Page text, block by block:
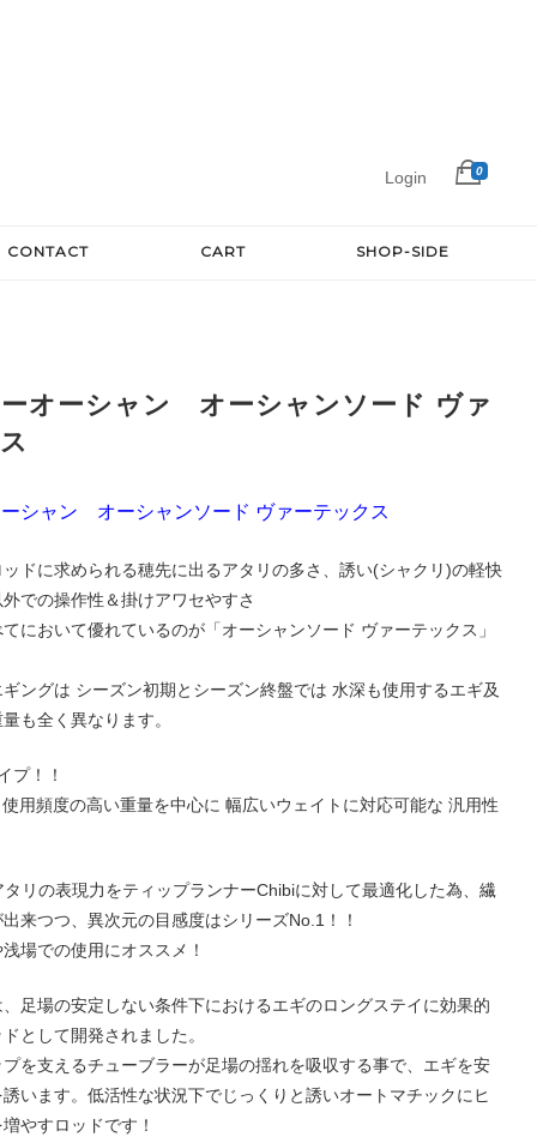
Login 0
CONTACT CART SHOP-SIDE
オーシャン オーシャンソード ヴァ
ス
ーシャン オーシャンソード ヴァーテックス
ドに求められる穂先に出るアタリの多さ、誘い(シャクリ)の軽快
での操作性＆掛けアワセやすさ
において優れているのが「オーシャンソード ヴァーテックス」
ングは シーズン初期とシーズン終盤では 水深も使用するエギ及
も全く異なります。
プ！！
用頻度の高い重量を中心に 幅広いウェイトに対応可能な 汎用性
リの表現力をティップランナーChibiに対して最適化した為、繊
来つつ、異次元の目感度はシリーズNo.1！！
場での使用にオススメ！
足場の安定しない条件下におけるエギのロングステイに効果的
として開発されました。
を支えるチューブラーが足場の揺れを吸収する事で、エギを安
います。低活性な状況下でじっくりと誘いオートマチックにヒ
やすロッドです！